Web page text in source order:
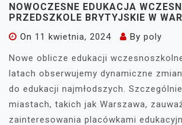
NOWOCZESNE EDUKACJA
PRZEDSZKOLE BRYTYJSKIE W
On 11 kwietnia, 2024 By poly
Nowe oblicze edukacji
latach obserwujemy dynamiczne
do edukacji najmłodszych.
miastach, takich jak Warszawa,
zainteresowania placówkami